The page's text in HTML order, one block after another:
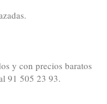
y con precios baratos
91 505 23 93.